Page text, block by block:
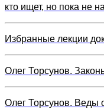
кто ищет, но пока не
Избранные лекции
Олег Торсунов.
Олег Торсунов. Веды